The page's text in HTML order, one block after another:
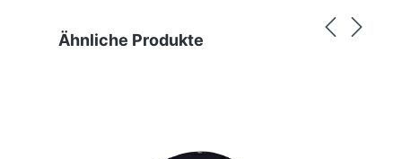
Produktgalerie überspringen
Ähnliche Produkte